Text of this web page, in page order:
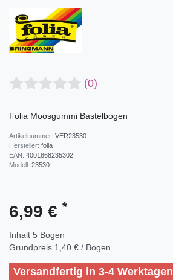
(0)
Folia Moosgummi Bastelbogen
Artikelnummer: VER23530
Hersteller: folia
EAN: 4001868235302
Modell: 23530
6,99 € *
Inhalt 5 Bogen
Grundpreis 1,40 € / Bogen
Versandfertig in 3-4 Werktagen